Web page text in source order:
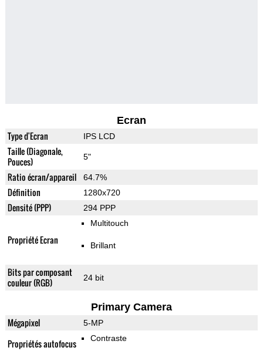
Ecran
Type d'Ecran IPS LCD
Taille (Diagonale,
Pouces)
5"
Ratio écran/appareil 64.7%
Définition 1280x720
Densité (PPP) 294 PPP
Propriété Ecran
Multitouch
Brillant
Bits par composant
couleur (RGB)
24 bit
Primary Camera
Mégapixel 5-MP
Propriétés autofocus Contraste